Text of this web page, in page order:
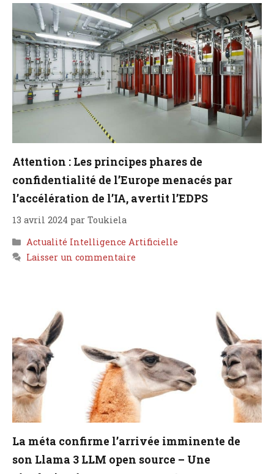
Attention : Les principes phares de
confidentialité de l’Europe menacés par
l’accélération de l’IA, avertit l’EDPS
13 avril 2024 par Toukiela
Catégories
Actualité Intelligence Artificielle
Laisser un commentaire
La méta confirme l’arrivée imminente de
son Llama 3 LLM open source – Une